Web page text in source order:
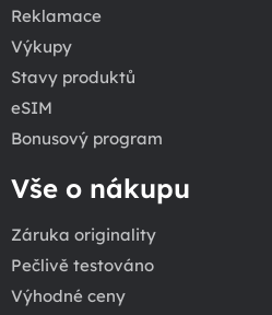
Reklamace
Výkupy
Stavy produktů
eSIM
Bonusový program
Vše o nákupu
Záruka originality
Pečlivě testováno
Výhodné ceny